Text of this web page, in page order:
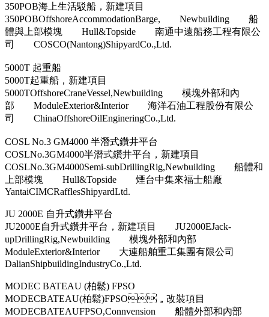
350POB海上生活駁船，新建項目
350POBOffshoreAccommodationBarge, Newbuilding 船
體與上部模塊 Hull&Topside 南通中遠船務工程有限公
司 COSCO(Nantong)ShipyardCo.,Ltd.
5000T 起重船
5000T起重船，新建項目
5000TOffshoreCraneVessel,Newbuilding 模塊外部和內
部 ModuleExterior&Interior 海洋石油工程股份有限公
司 ChinaOffshoreOilEngineringCo.,Ltd.
COSL No.3 GM4000 半潛式鑽井平台
COSLNo.3GM4000半潛式鑽井平台，新建項目
COSLNo.3GM4000Semi-subDrillingRig,Newbuilding 船體和
上部模塊 Hull&Topside 煙台中集來福士船廠
YantaiCIMCRafflesShipyardLtd.
JU 2000E 自升式鑽井平台
JU2000E自升式鑽井平台，新建項目 JU2000EJack-
upDrillingRig,Newbuilding 模塊外部和內部
ModuleExterior&Interior 大連船舶重工集團有限公司
DalianShipbuildingIndustryCo.,Ltd.
MODEC BATEAU (柏鬆) FPSO
MODECBATEAU(柏鬆)FPSO，改裝項目
MODECBATEAUFPSO,Connvension 船體外部和內部